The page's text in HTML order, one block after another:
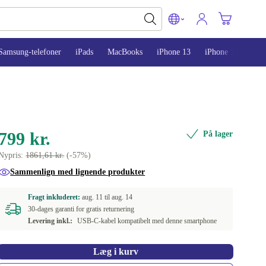
telefoner iPads MacBooks iPhone 13 iPhone 14
kr.
1861,61 kr.(-57%)
På lager
Sammenlign med lignende produkter
Fragt inkluderet:aug. 11 tilaug. 14
30-dages garanti for gratis returnering
Levering inkl.:
USB-C-kabel kompatibelt med denne smartphone
Læg i kurv